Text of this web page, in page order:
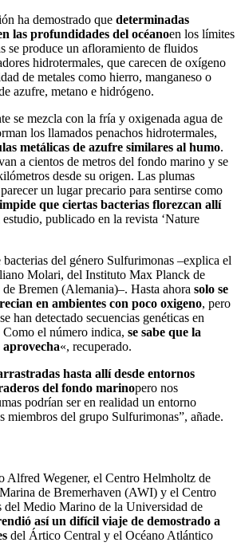
ha demostrado que determinadas
las profundidades del océanoen los límites
se produce un afloramiento de fluidos
hidrotermales, que carecen de oxígeno
de metales como hierro, manganeso o
azufre, metano e hidrógeno.
se mezcla con la fría y oxigenada agua de
los llamados penachos hidrotermales,
metálicas de azufre similares al humo.
a cientos de metros del fondo marino y se
desde su origen. Las plumas
un lugar precario para sentirse como
que ciertas bacterias florezcan allí
publicado en la revista ‘Nature
del género Sulfurimonas –explica el
Molari, del Instituto Max Planck de
Bremen (Alemania)–. Hasta ahora solo se
en ambientes con poco oxigeno, pero
han detectado secuencias genéticas en
el número indica, se sabe que la
aprovecha«, recuperado.
hasta allí desde entornos
del fondo marinopero nos
podrían ser en realidad un entorno
miembros del grupo Sulfurimonas”, añade.
Alfred Wegener, el Centro Helmholtz de
de Bremerhaven (AWI) y el Centro
Medio Marino de la Universidad de
así un difícil viaje de demostrado a
del Ártico Central y el Océano Atlántico